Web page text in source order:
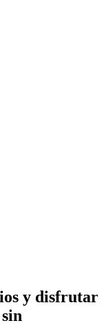
y disfrutar